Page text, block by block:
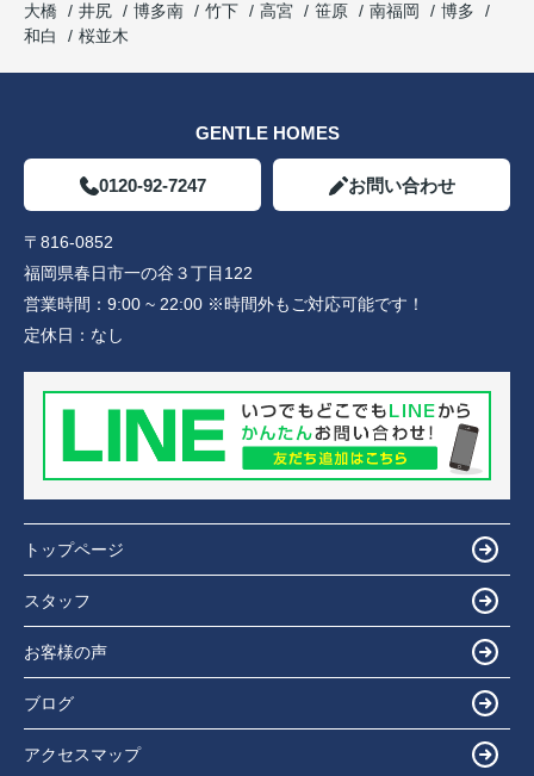
大橋
井尻 博多南 竹下 高宮 笹原 南福岡
博多
和白
桜並木
GENTLE HOMES
0120-92-7247 お問い合わせ
〒816-0852
福岡県春日市一の谷３丁目122
営業時間： 9:00 ~ 22:00 ※時間外もご対応可能です！
定休日： なし
トップページ
スタッフ
お客様の声
ブログ
アクセスマップ